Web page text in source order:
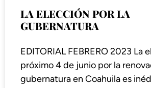
LA ELECCIÓN POR LA
GUBERNATURA
EDITORIAL FEBRERO 2023 La
próximo 4 de junio por la
gubernatura en Coahuila es